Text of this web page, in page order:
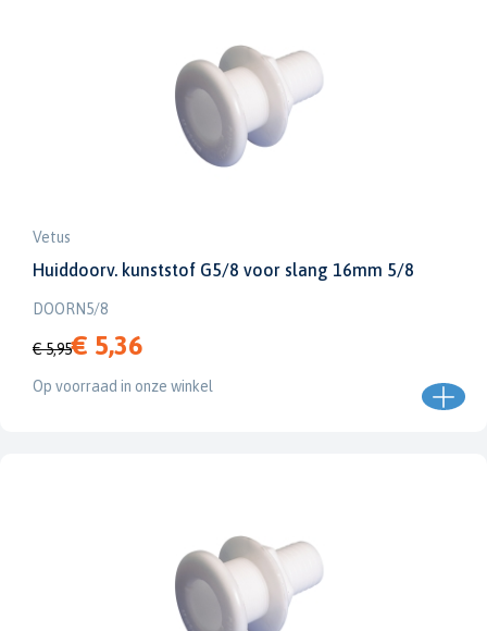
Vetus
Huiddoorv. kunststof G5/8 voor slang 16mm 5/8
DOORN5/8
€ 5,95€ 5,36
Op voorraad in onze winkel